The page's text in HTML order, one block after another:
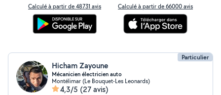
Calculé à partir de 48731 avis Calculé à partir de 66000 avis
Particulier
Hicham Zayoune
Mécanicien électricien auto
Montélimar (Le Bouquet-Les Leonards)
4,3/5 (27 avis)